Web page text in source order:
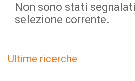
Non sono stati
selezione corrente.
Ultime ricerche